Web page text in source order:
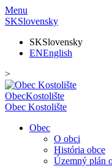
Menu
SKSlovensky
SKSlovensky
ENEnglish
>
ObecKostolište
Obec Kostolište
Obec
O obci
História obce
Územný plán